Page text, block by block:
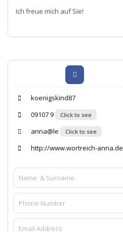
Ich freue mich auf Sie!
koenigskind87
09107 9
Click to see
anna@le Click to see
http://www.wortreich-anna.de